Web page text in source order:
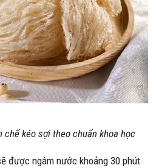
chế kéo sợi theo chuẩn khoa học
được ngâm nước khoảng 30 phút